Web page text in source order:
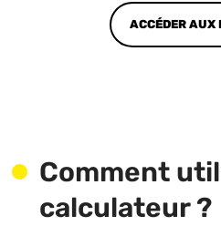
ACCÉDER AUX
Comment
calculateur ?